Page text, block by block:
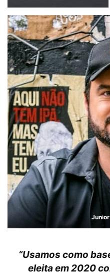
“Usamos como
eleita em 2020